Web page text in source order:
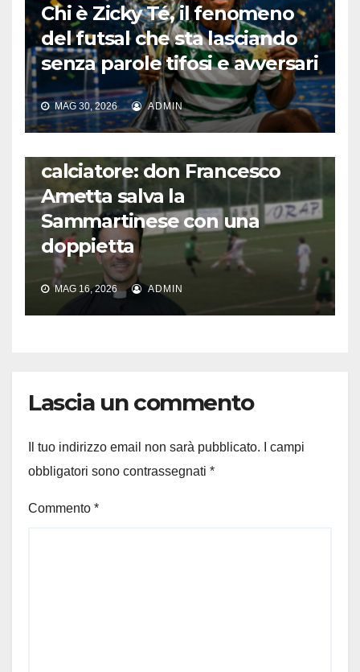
Chi è Zicky Té, il fenomeno
del futsal che sta lasciando
senza parole tifosi e avversari
MAG 30, 2026 ADMIN
FUORI DAL CAMPO: CALCIO, GOSSIP E NON SOLO
calciatore: don Francesco
Ametta salva la
Sammartinese con una
doppietta
MAG 16, 2026 ADMIN
Lascia un commento
Il tuo indirizzo email non sarà pubblicato.
I campi
obbligatori sono contrassegnati *
Commento *